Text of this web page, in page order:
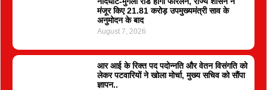
मंजूर किए 21.81 करोड़ उपमुख्यमंत्री साव के
अनुमोदन के बाद
August 7, 2026
आर आई के रिक्त पद पदोन्नति और वेतन विसंगति को
लेकर पटवारियों ने खोला मोर्चा, मुख्य सचिव को सौंपा
ज्ञापन..